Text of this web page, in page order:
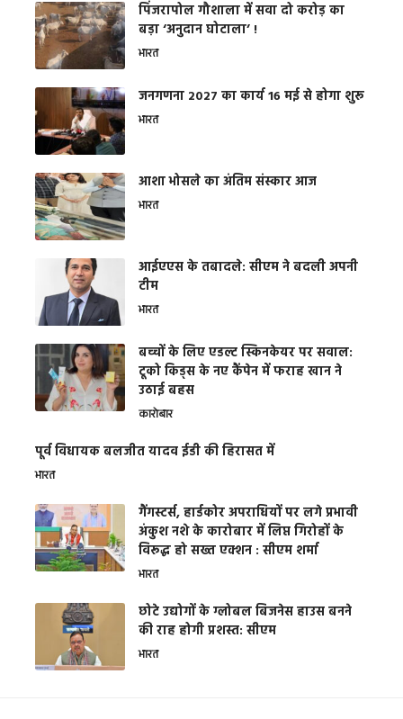
​पिंजरापोल गौशाला में सवा दो करोड़ का
बड़ा ‘अनुदान घोटाला’ !
भारत
जनगणना 2027 का कार्य 16 मई से होगा शुरू
भारत
आशा भोसले का अंतिम संस्कार आज
भारत
आईएएस के तबादले: सीएम ने बदली अपनी
टीम
भारत
बच्चों के लिए एडल्ट स्किनकेयर पर सवाल:
टूको किड्स के नए कैंपेन में फराह खान ने
उठाई बहस
कारोबार
पूर्व विधायक बलजीत यादव ईडी की हिरासत में
भारत
गैंगस्टर्स, हार्डकोर अपराधियों पर लगे प्रभावी
अंकुश नशे के कारोबार में लिप्त गिरोहों के
विरूद्ध हो सख्त एक्शन : सीएम शर्मा
भारत
छोटे उद्योगों के ग्लोबल बिजनेस हाउस बनने
की राह होगी प्रशस्त: सीएम
भारत